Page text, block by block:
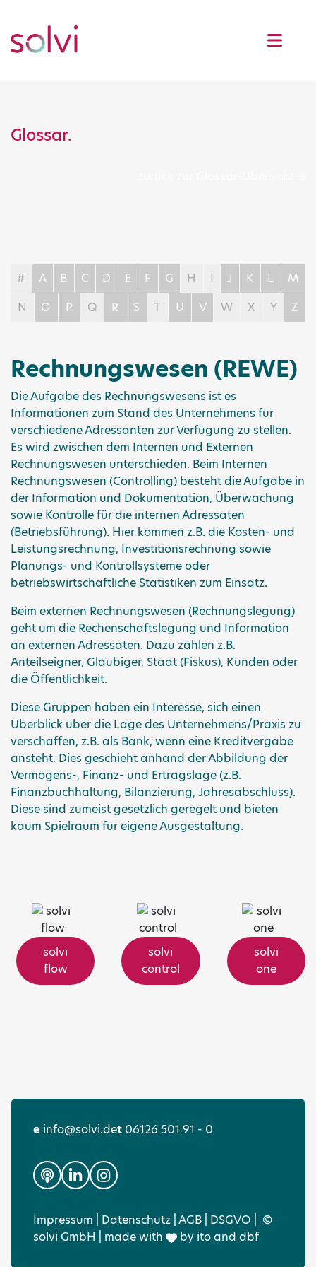
Glossar.
# A B C D E F G H I J K L
M
N
O P Q R S T U V W X Y Z
Rechnungswesen (REWE)
Die Aufgabe des Rechnungswesens ist es
Informationen zum Stand des Unternehmens für
verschiedene Adressanten zur Verfügung zu stellen.
Es wird zwischen dem Internen und Externen
Rechnungswesen unterschieden. Beim Internen
Rechnungswesen (Controlling) besteht die Aufgabe in
der Information und Dokumentation, Überwachung
sowie Kontrolle für die internen Adressaten
(Betriebsführung). Hier kommen z.B. die Kosten- und
Leistungsrechnung, Investitionsrechnung sowie
Planungs- und Kontrollsysteme oder
betriebswirtschaftliche Statistiken zum Einsatz.
Beim externen Rechnungswesen (Rechnungslegung)
geht um die Rechenschaftslegung und Information
an externen Adressaten. Dazu zählen z.B.
Anteilseigner, Gläubiger, Staat (Fiskus), Kunden oder
die Öffentlichkeit.
Diese Gruppen haben ein Interesse, sich einen
Überblick über die Lage des Unternehmens/Praxis zu
verschaffen, z.B. als Bank, wenn eine Kreditvergabe
ansteht. Dies geschieht anhand der Abbildung der
Vermögens-, Finanz- und Ertragslage (z.B.
Finanzbuchhaltung, Bilanzierung, Jahresabschluss).
Diese sind zumeist gesetzlich geregelt und bieten
kaum Spielraum für eigene Ausgestaltung.
solvi
flow
solvi
control
solvi
one
e info@solvi.det 06126 501 91 - 0
Impressum Datenschutz AGB DSGVO
©
solvi GmbH | made with
by itoand dbf